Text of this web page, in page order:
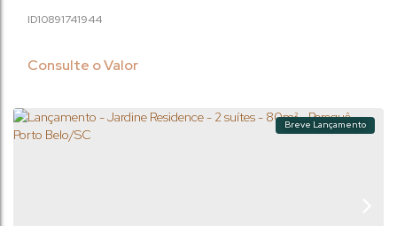
Consulte o Valor
1944
1089174
uma garagem privativa, proporcionando
área privada de 76.27m², este apartamento
Breve Lançamento